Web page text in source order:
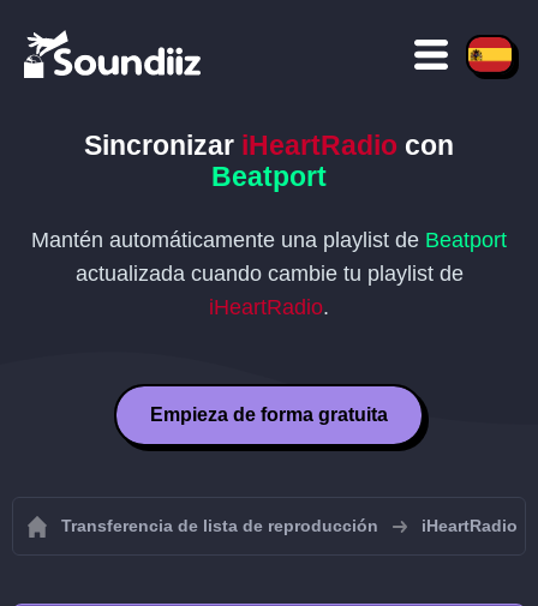
Sincronizar iHeartRadio con
Beatport
Mantén automáticamente una playlist de Beatport
actualizada cuando cambie tu playlist de
iHeartRadio.
Empieza de forma gratuita
Transferencia de lista de reproducción iHeartRadio